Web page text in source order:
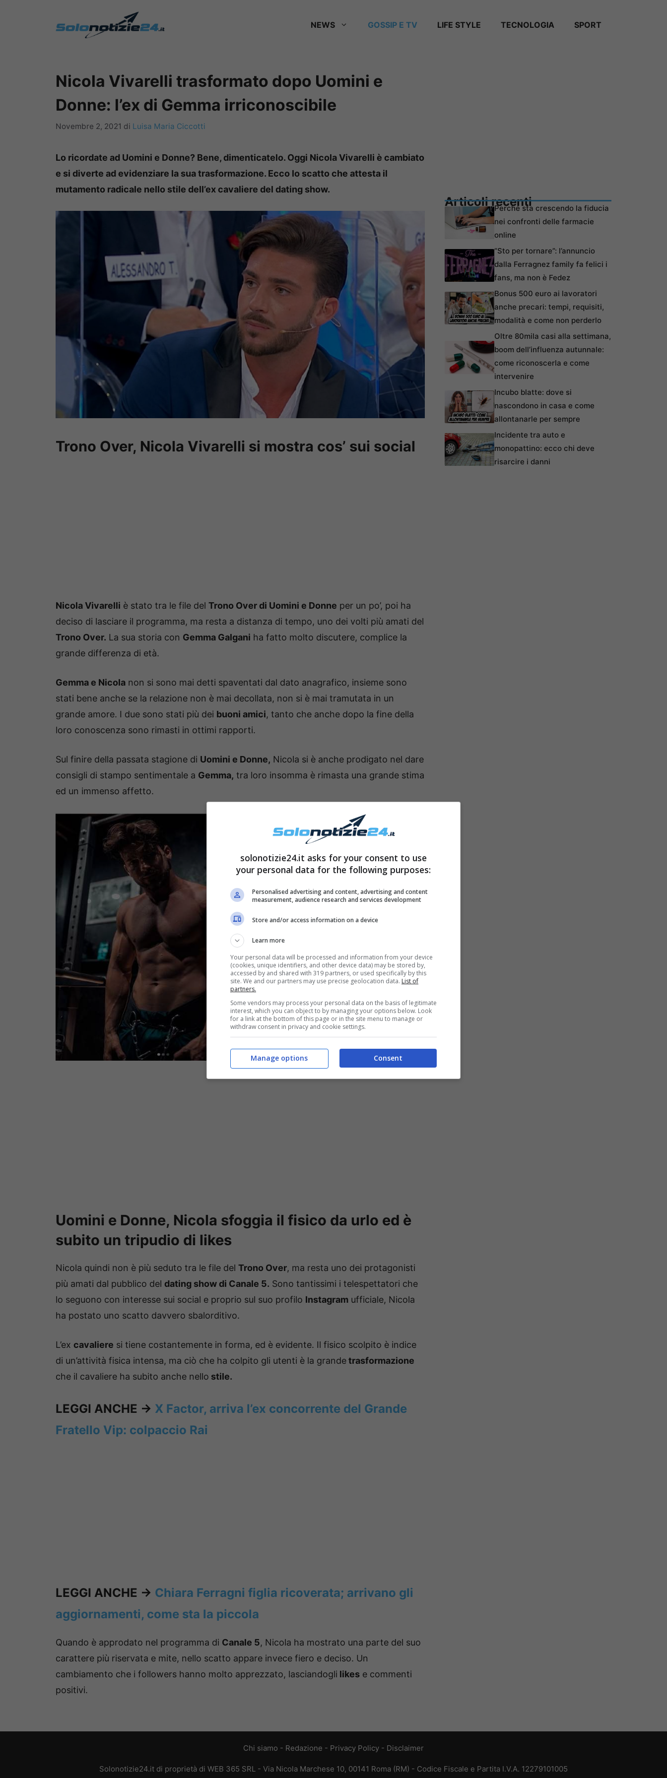
NEWS GOSSIP E TV LIFE STYLE TECNOLOGIA SPORT
Nicola Vivarelli trasformato dopo Uomini e
Donne: l’ex di Gemma irriconoscibile
Novembre 2, 2021 di Luisa Maria Ciccotti
Lo ricordate ad Uomini e Donne? Bene, dimenticatelo. Oggi Nicola Vivarelli è cambiato
e si diverte ad evidenziare la sua trasformazione. Ecco lo scatto che attesta il
mutamento radicale nello stile dell’ex cavaliere del dating show.
Trono Over, Nicola Vivarelli si mostra cos’ sui social
Nicola Vivarelli è stato tra le file del Trono Over di Uomini e Donne per un po’, poi ha
deciso di lasciare il programma, ma resta a distanza di tempo, uno dei volti più amati del
Trono Over. La sua storia con Gemma Galgani ha fatto molto discutere, complice la
grande differenza di età.
Gemma e Nicola non si sono mai detti spaventati dal dato anagrafico, insieme sono
stati bene anche se la relazione non è mai decollata, non si è mai tramutata in un
grande amore. I due sono stati più dei buoni amici, tanto che anche dopo la fine della
loro conoscenza sono rimasti in ottimi rapporti.
Sul finire della passata stagione di Uomini e Donne, Nicola si è anche prodigato nel dare
consigli di stampo sentimentale a Gemma, tra loro insomma è rimasta una grande stima
ed un immenso affetto.
Uomini e Donne, Nicola sfoggia il fisico da urlo ed è
subito un tripudio di likes
Nicola quindi non è più seduto tra le file del Trono Over, ma resta uno dei protagonisti
più amati dal pubblico del dating show di Canale 5. Sono tantissimi i telespettatori che
lo seguono con interesse sui social e proprio sul suo profilo Instagram ufficiale, Nicola
ha postato uno scatto davvero sbalorditivo.
L’ex cavaliere si tiene costantemente in forma, ed è evidente. Il fisico scolpito è indice
di un’attività fisica intensa, ma ciò che ha colpito gli utenti è la grandetrasformazione
che il cavaliere ha subito anche nello stile.
LEGGI ANCHE -> X Factor, arriva l’ex concorrente del Grande
Fratello Vip: colpaccio Rai
LEGGI ANCHE -> Chiara Ferragni figlia ricoverata; arrivano gli
aggiornamenti, come sta la piccola
Quando è approdato nel programma di Canale 5, Nicola ha mostrato una parte del suo
carattere più riservata e mite, nello scatto appare invece fiero e deciso. Un
cambiamento che i followers hanno molto apprezzato, lasciandogli likes e commenti
positivi.
Articoli recentiPerché sta crescendo la fiducia
nei confronti delle farmacie
online
“Sto per tornare”: l’annuncio
dalla Ferragnez family fa felici i
fans, ma non è Fedez
Bonus 500 euro ai lavoratori
anche precari: tempi, requisiti,
modalità e come non perderlo
Oltre 80mila casi alla settimana,
boom dell’influenza autunnale:
come riconoscerla e come
intervenire
Incubo blatte: dove si
nascondono in casa e come
allontanarle per sempre
Incidente tra auto e
monopattino: ecco chi deve
risarcire i danni
Chi siamo - Redazione - Privacy Policy - Disclaimer
Solonotizie24.it di proprietà di WEB 365 SRL - Via Nicola Marchese 10, 00141 Roma (RM) - Codice Fiscale e Partita I.V.A. 12279101005
solonotizie24.it asks for your consent to use
your personal data for the following purposes:
Personalised advertising and content, advertising and content
measurement, audience research and services development
Store and/or access information on a device
Learn more
Your personal data will be processed and information from your device
(cookies, unique identifiers, and other device data) may be stored by,
accessed by and shared with 319 partners, or used specifically by this
site. We and our partners may use precise geolocation data. List of
partners.
Some vendors may process your personal data on the basis of legitimate
interest, which you can object to by managing your options below. Look
for a link at the bottom of this page or in the site menu to manage or
withdraw consent in privacy and cookie settings.
Consent
Manage options